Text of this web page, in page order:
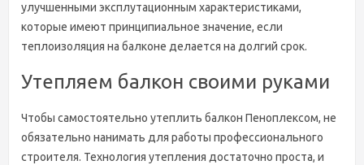
улучшенными эксплутационным характеристиками,
которые имеют принципиальное значение, если
теплоизоляция на балконе делается на долгий срок.
Утепляем балкон своими руками
Чтобы самостоятельно утеплить балкон Пеноплексом, не
обязательно нанимать для работы профессионального
строителя. Технология утепления достаточно проста, и